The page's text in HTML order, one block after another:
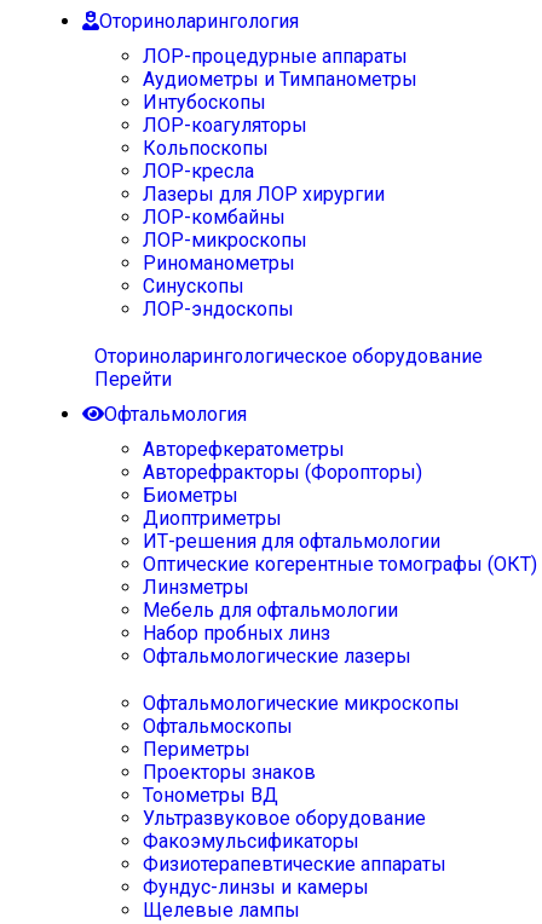
Оториноларингология
ЛОР-процедурные аппараты
Аудиометры и Тимпанометры
Интубоскопы
ЛОР-коагуляторы
Кольпоскопы
ЛОР-кресла
Лазеры для ЛОР хирургии
ЛОР-комбайны
ЛОР-микроскопы
Риноманометры
Синускопы
ЛОР-эндоскопы
Оториноларингологическое оборудование
Перейти
Офтальмология
Авторефкератометры
Авторефракторы (Форопторы)
Биометры
Диоптриметры
ИТ-решения для офтальмологии
Оптические когерентные томографы (ОКТ)
Линзметры
Мебель для офтальмологии
Набор пробных линз
Офтальмологические лазеры
Офтальмологические микроскопы
Офтальмоскопы
Периметры
Проекторы знаков
Тонометры ВД
Ультразвуковое оборудование
Факоэмульсификаторы
Физиотерапевтические аппараты
Фундус-линзы и камеры
Щелевые лампы